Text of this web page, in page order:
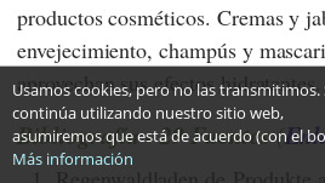
productos cosméticos. Cremas y
envejecimiento, champús y
aprovechan sus efectos hidratantes.
Bibliografía - 29 Fuentes (
Usamos cookies, pero no las transmitimos.
continúa utilizando nuestro sitio web,
asumiremos que está de acuerdo (con el
Más información